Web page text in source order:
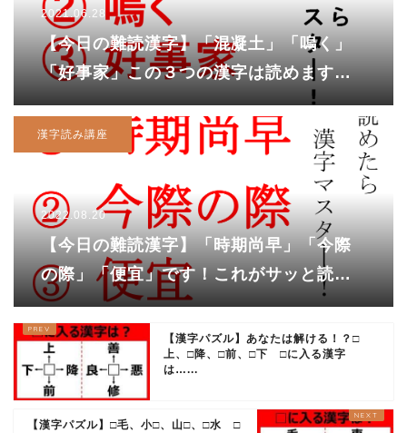
2021.06.28
【今日の難読漢字】「混凝土」「嗚く」
「好事家」この３つの漢字は読めます
か？どれも難しくて「嗚いて」します
ね！
漢字読み講座
2022.08.20
【今日の難読漢字】「時期尚早」「今際
の際」「便宜」です！これがサッと読め
ればカッコいい!!
【漢字パズル】あなたは解ける！？□
上、□降、□前、□下 □に入る漢字
は…...
【漢字パズル】□毛、小□、山□、□水 □